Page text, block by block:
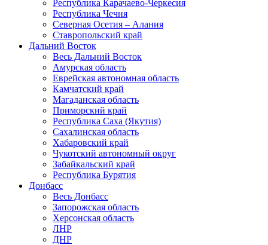
Республика Карачаево-Черкесия
Республика Чечня
Северная Осетия – Алания
Ставропольский край
Дальний Восток
Весь Дальний Восток
Амурская область
Еврейская автономная область
Камчатский край
Магаданская область
Приморский край
Республика Саха (Якутия)
Сахалинская область
Хабаровский край
Чукотский автономный округ
Забайкальский край
Республика Бурятия
Донбасс
Весь Донбасс
Запорожская область
Херсонская область
ЛНР
ДНР